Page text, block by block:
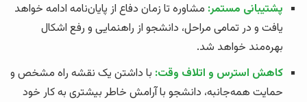
پشتیبانی مستمر: مشاوره تا زمان دفاع از پایان‌نامه ادامه خواهد
یافت و در تمامی مراحل، دانشجو از راهنمایی و رفع اشکال
بهره‌مند خواهد شد.
کاهش استرس و اتلاف وقت: با داشتن یک نقشه راه مشخص و
حمایت همه‌جانبه، دانشجو با آرامش خاطر بیشتری به کار خود